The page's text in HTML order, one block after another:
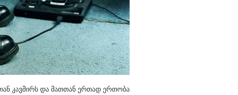
კავშირს და მათთან ერთად ერთობა